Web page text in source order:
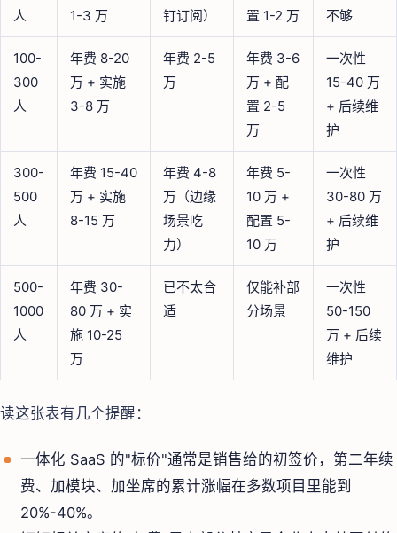
人
1-3 万
钉订阅）
置 1-2 万
不够
100-
300
人
年费 8-20
万 + 实施
3-8 万
年费 2-5
万
年费 3-6
万 + 配
置 2-5
万
一次性
15-40 万
+ 后续维
护
300-
500
人
年费 15-40
万 + 实施
8-15 万
年费 4-8
万（边缘
场景吃
力）
年费 5-
10 万 +
配置 5-
10 万
一次性
30-80 万
+ 后续维
护
500-
1000
人
年费 30-
80 万 + 实
施 10-25
万
已不太合
适
仅能补部
分场景
一次性
50-150
万 + 后续
维护
读这张表有几个提醒：
一体化 SaaS 的"标价"通常是销售给的初签价，第二年续
费、加模块、加坐席的累计涨幅在多数项目里能到
20%-40%。